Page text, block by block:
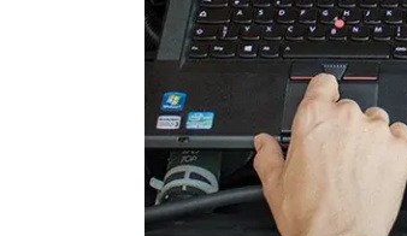
Start
Telefon-/
Untere